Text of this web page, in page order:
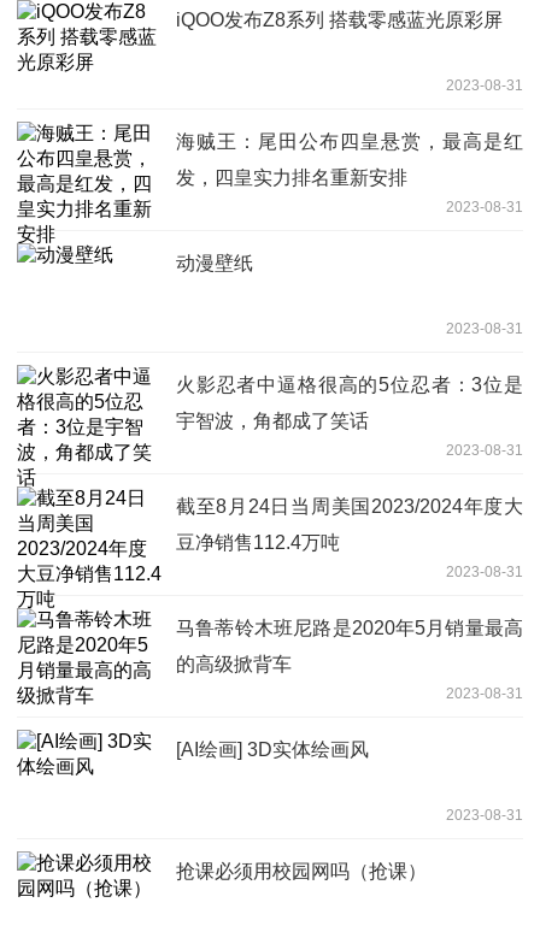
iQOO发布Z8系列 搭载零感蓝光原彩屏
2023-08-31
海贼王：尾田公布四皇悬赏，最高是红
发，四皇实力排名重新安排
2023-08-31
动漫壁纸
2023-08-31
火影忍者中逼格很高的5位忍者：3位是
宇智波，角都成了笑话
2023-08-31
截至8月24日当周美国2023/2024年度大
豆净销售112.4万吨
2023-08-31
马鲁蒂铃木班尼路是2020年5月销量最高
的高级掀背车
2023-08-31
[AI绘画] 3D实体绘画风
2023-08-31
抢课必须用校园网吗（抢课）